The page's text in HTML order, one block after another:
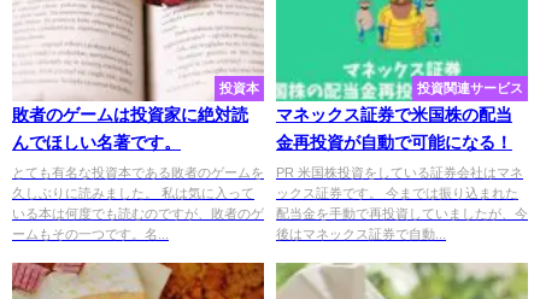
投資本
敗者のゲームは投資家に絶対読
んでほしい名著です。
とても有名な投資本である敗者のゲームを
久しぶりに読みました。 私は気に入って
いる本は何度でも読むのですが、敗者のゲ
ームもその一つです。名...
投資関連サービス
マネックス証券で米国株の配当
金再投資が自動で可能になる！
PR 米国株投資をしている証券会社はマネ
ックス証券です。 今までは振り込まれた
配当金を手動で再投資していましたが、今
後はマネックス証券で自動...